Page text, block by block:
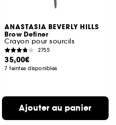
ANASTASIA BEVERLY HILLS
Brow Definer
Crayon pour sourcils
2755
35,00€
7 teintes disponibles
Ajouter au panier